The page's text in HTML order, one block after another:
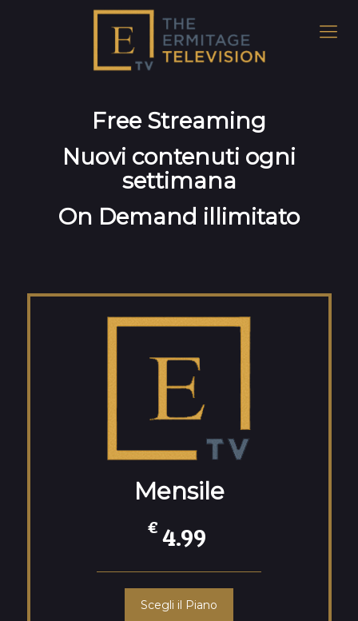
Free Streaming
Nuovi contenuti ogni
settimana
On Demand illimitato
Mensile
€ 4.99
Scegli il Piano